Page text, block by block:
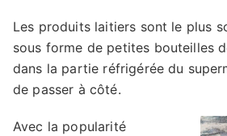
Les produits laitiers sont le plus
sous forme de petites bouteilles
dans la partie réfrigérée du
de passer à côté.
Avec la popularité